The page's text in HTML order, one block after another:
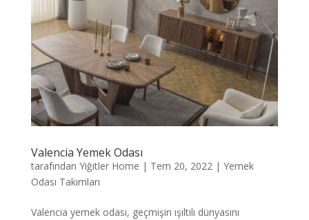
Valencia Yemek Odası
tarafından Yiğitler Home | Tem 20, 2022 | Yemek
Odası Takımları
Valencia yemek odası, geçmişin ışıltılı dünyasını